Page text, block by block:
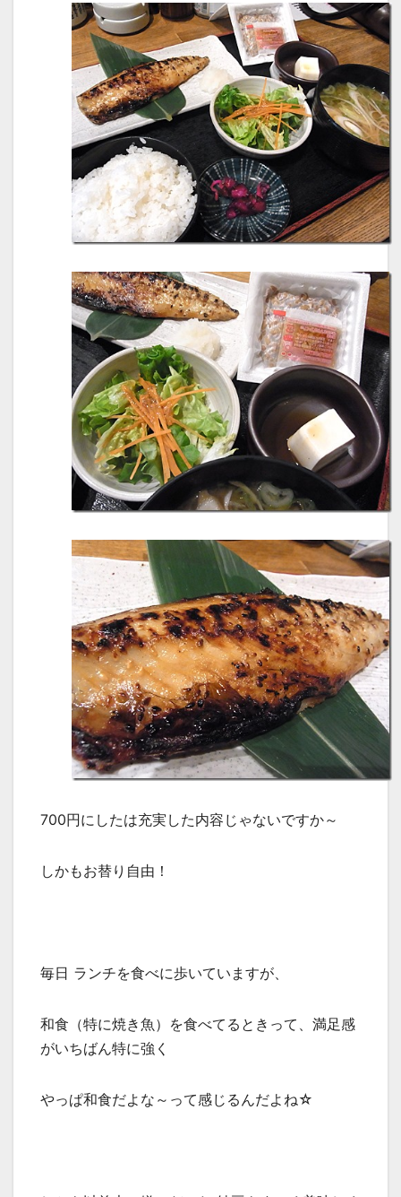
700円にしたは充実した内容じゃないですか～
しかもお替り自由！
毎日 ランチを食べに歩いていますが、
和食（特に焼き魚）を食べてるときって、満足感
がいちばん特に強く
やっぱ和食だよな～って感じるんだよね☆